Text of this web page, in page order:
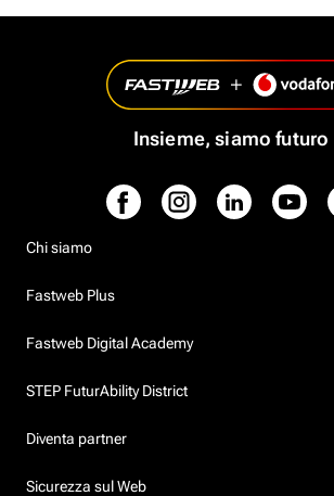
Insieme, siamo futuro
Chi siamo
Fastweb Plus
Fastweb Digital Academy
STEP FuturAbility District
Diventa partner
Sicurezza sul Web